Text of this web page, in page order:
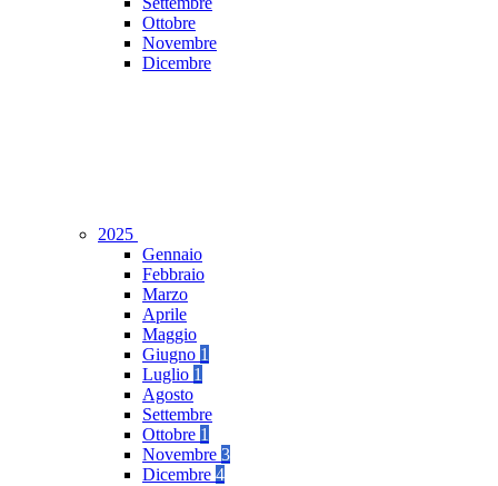
Ottobre
Novembre
Dicembre
2025
Gennaio
Febbraio
Marzo
Aprile
Maggio
Giugno 1
Luglio 1
Agosto
Settembre
Ottobre 1
Novembre 3
Dicembre 4